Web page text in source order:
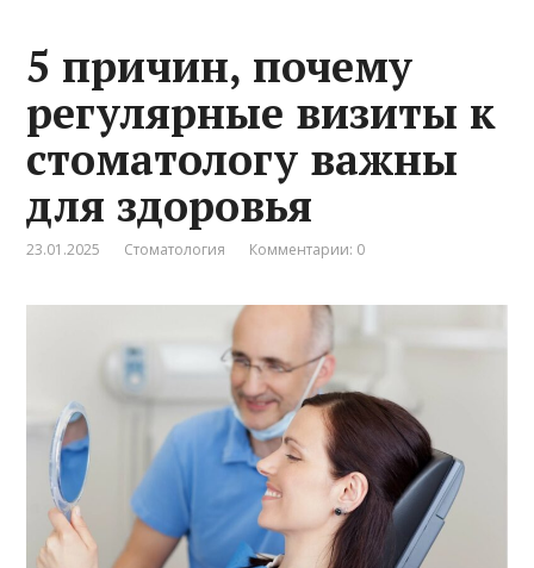
5 причин, почему
регулярные визиты к
стоматологу важны
для здоровья
23.01.2025 Стоматология Комментарии: 0